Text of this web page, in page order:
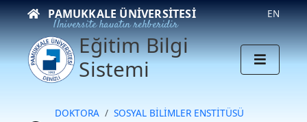
PAMUKKALE ÜNIVERSITESI
Üniversite hayatın rehberidir
EN
Eğitim Bilgi
Sistemi
DOKTORA
SOSYAL BİLİMLER ENSTİTÜSÜ